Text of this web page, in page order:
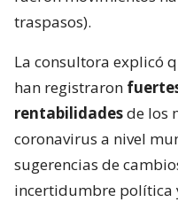
traspasos).
La consultora explicó
han registraron
rentabilidadesde los
coronavirus a nivel
sugerencias de
incertidumbre política